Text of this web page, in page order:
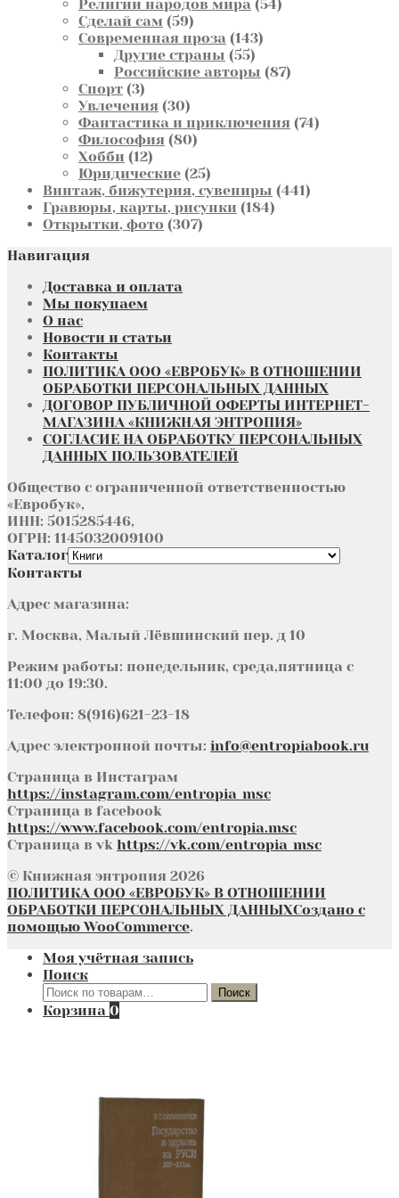
Религии народов мира 54
Сделай сам 5959
товаров
Современная проза 143143
Другие страны 5555
товаров
Российские авторы 8787
Спорт 33
товара
Увлечения 3030
товаров
Фантастика и приключения 7474
Философия 8080
Хобби 1212
товаров
Юридические 2525
товаров
Винтаж, бижутерия, сувениры 441441
Гравюры, карты, рисунки 184184
Открытки, фото 307307
Навигация
Доставка и оплата
Мы покупаем
О нас
Новости и статьи
Контакты
ПОЛИТИКА ООО «ЕВРОБУК» В ОТНОШЕНИИ
ОБРАБОТКИ ПЕРСОНАЛЬНЫХ ДАННЫХ
ДОГОВОР ПУБЛИЧНОЙ ОФЕРТЫ ИНТЕРНЕТ-
МАГАЗИНА «КНИЖНАЯ ЭНТРОПИЯ»
СОГЛАСИЕ НА ОБРАБОТКУ ПЕРСОНАЛЬНЫХ
ДАННЫХ ПОЛЬЗОВАТЕЛЕЙ
Общество с ограниченной ответственностью
«Евробук»,
ИНН: 5015285446,
ОГРН: 1145032009100
Каталог
Контакты
Адрес магазина:
г. Москва, Малый Лёвшинский пер. д 10
Режим работы: понедельник, среда,пятница с
11:00 до 19:30.
Телефон: 8(916)621-23-18
Адрес электронной почты: info@entropiabook.ru
Страница в Инстаграм
https://instagram.com/entropia_msc
Страница в facebook
https://www.facebook.com/entropia.msc
Страница в vk https://vk.com/entropia_msc
© Книжная энтропия 2026
ПОЛИТИКА ООО «ЕВРОБУК» В ОТНОШЕНИИ
ОБРАБОТКИ ПЕРСОНАЛЬНЫХ ДАННЫХСоздано с
помощью WooCommerce.
Моя учётная запись
Поиск
Искать:
Поиск
Корзина 0